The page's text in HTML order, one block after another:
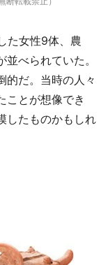
た女性9体、農
べられていた。
的だ。当時の人々
ことが想像でき
したものかもしれ